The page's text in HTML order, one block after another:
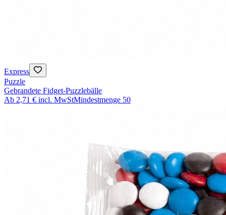
Express
Puzzle
Gebrandete Fidget-Puzzlebälle
Ab 2,71 € incl. MwStMindestmenge 50